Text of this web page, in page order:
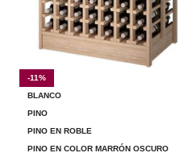
-11%
BLANCO
PINO
PINO EN ROBLE
PINO EN COLOR MARRÓN OSCURO